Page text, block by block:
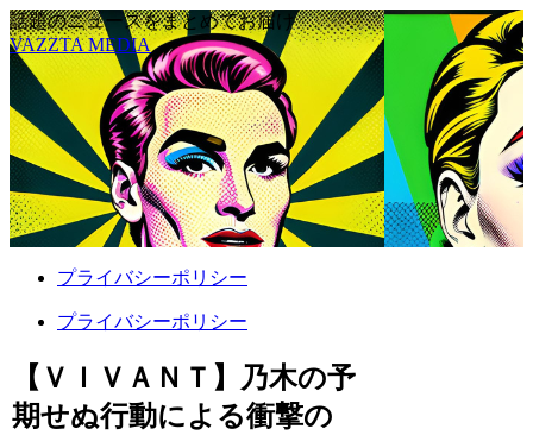
話題のニュースをまとめてお届け
VAZZTA MEDIA
プライバシーポリシー
プライバシーポリシー
【ＶＩＶＡＮＴ】乃木の予
期せぬ行動による衝撃の